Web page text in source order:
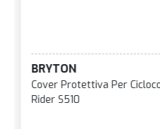
BRYTON
Cover Protettiva Per
Rider S510